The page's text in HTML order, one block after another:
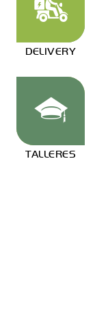
DELIVERY
TALLERES